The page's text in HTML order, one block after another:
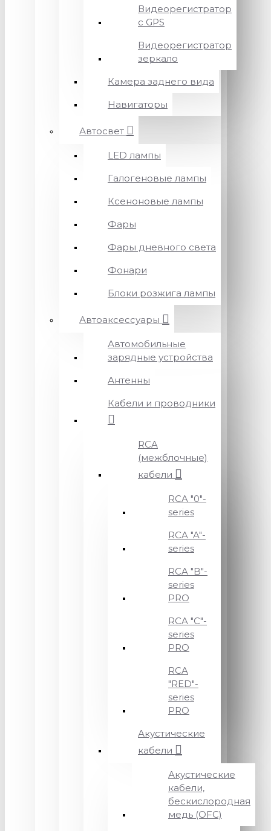
Видеорегистратор
с GPS
Видеорегистратор
зеркало
Камера заднего вида
Навигаторы
Автосвет
LED лампы
Галогеновые лампы
Ксеноновые лампы
Фары
Фары дневного света
Фонари
Блоки розжига лампы
Автоаксессуары
Автомобильные
зарядные устройства
Антенны
Кабели и проводники
RCA
(межблочные)
кабели
RCA "0"-
series
RCA "A"-
series
RCA "B"-
series
PRO
RCA "C"-
series
PRO
RCA
"RED"-
series
PRO
Акустические
кабели
Акустические
кабели,
бескислородная
медь (OFC)